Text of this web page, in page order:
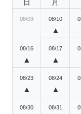
日 月
08/09 08/10
▲
08/16
▲
08/17
▲
08/23
▲
08/24
▲
08/30 08/31